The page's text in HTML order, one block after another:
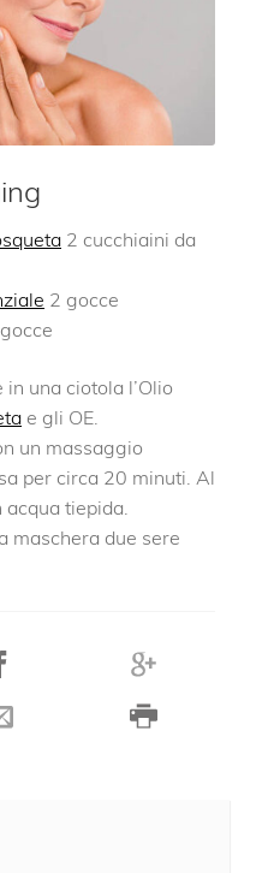
2 cucchiaini da
2 gocce
una ciotola l’Olio
e gli OE.
un massaggio
per circa 20 minuti. Al
tiepida.
maschera due sere